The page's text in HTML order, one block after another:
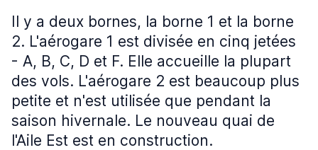
Il y a deux bornes, la borne 1 et la borne
2. L'aérogare 1 est divisée en cinq jetées
- A, B, C, D et F. Elle accueille la plupart
des vols. L'aérogare 2 est beaucoup plus
petite et n'est utilisée que pendant la
saison hivernale. Le nouveau quai de
l'Aile Est est en construction.